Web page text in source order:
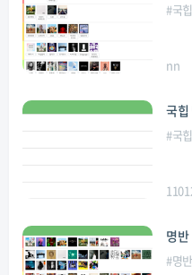
#국힙
nn
국힙
#국힙
명반
#명반